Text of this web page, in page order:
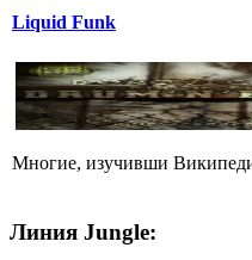
Liquid Funk
Многие, изучивши
Линия Jungle: